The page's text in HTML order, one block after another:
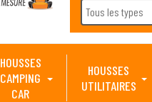
Tous les types
HOUSSES
CAMPING
CAR
HOUSSES
UTILITAIRES